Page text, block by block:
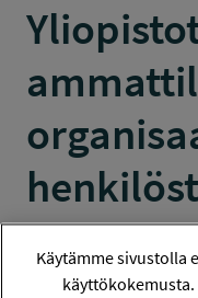
VÄITÖSKIRJASTIPENDI
Käytämme sivustolla
käyttökokemusta.